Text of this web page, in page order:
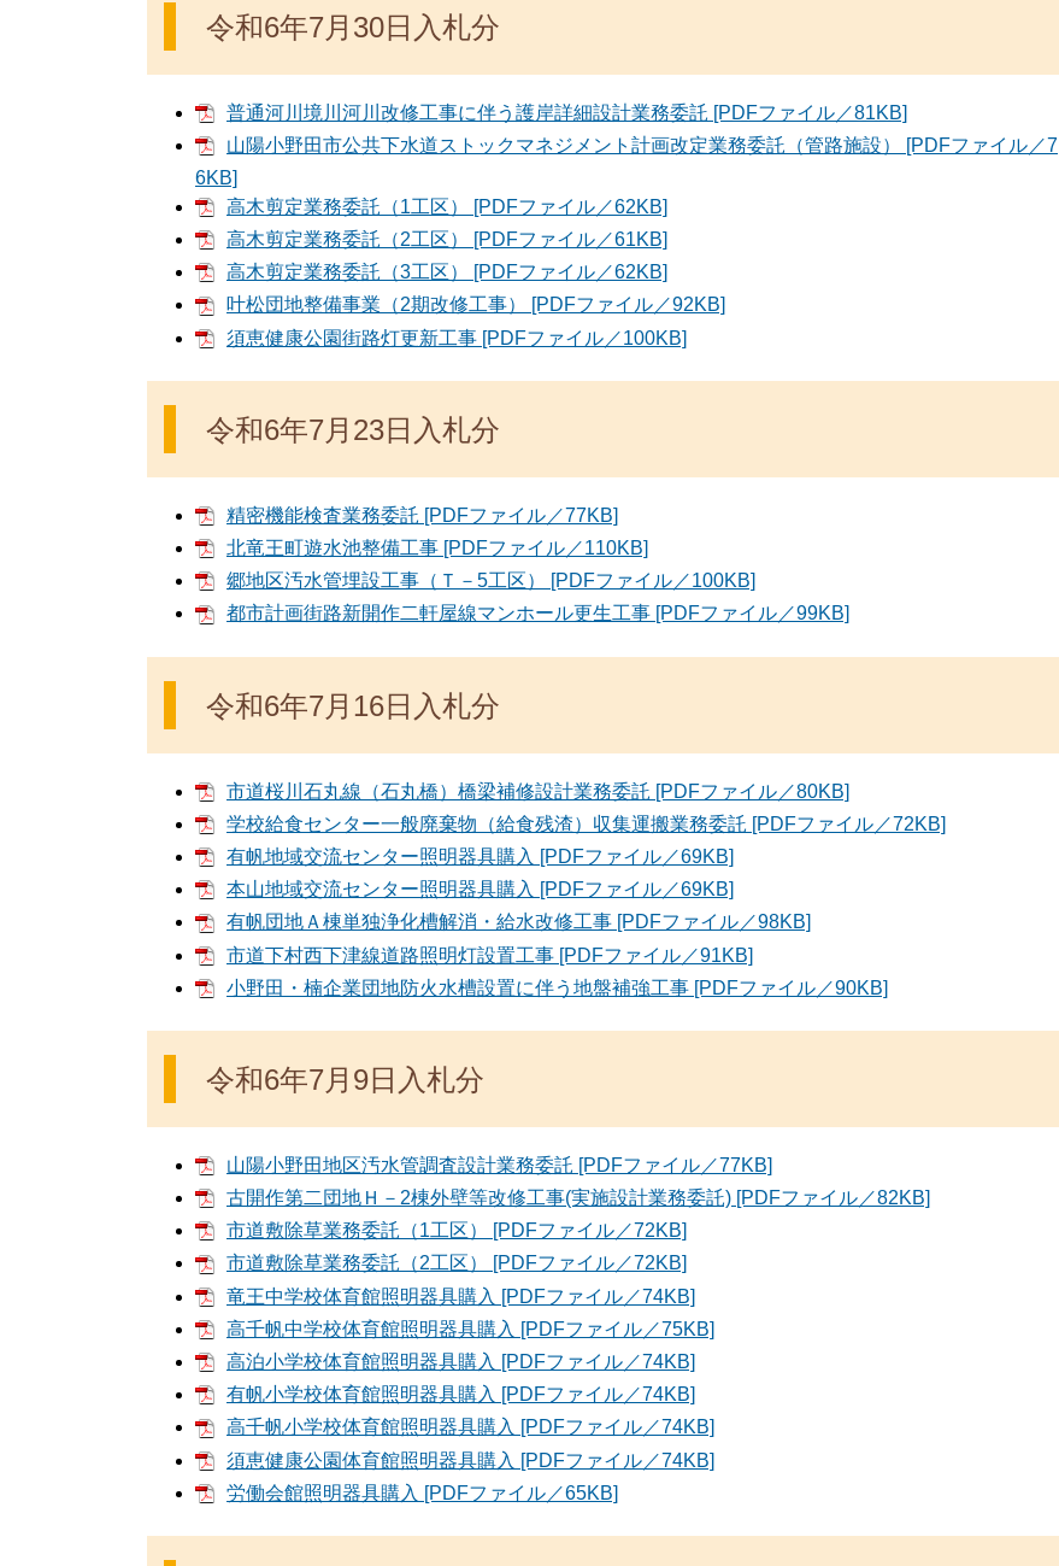
令和6年7月30日入札分
普通河川境川河川改修工事に伴う護岸詳細設計業務委託 [PDFファイル／81KB]
山陽小野田市公共下水道ストックマネジメント計画改定業務委託（管路施設） [PDFファイル／7
6KB]
高木剪定業務委託（1工区） [PDFファイル／62KB]
高木剪定業務委託（2工区） [PDFファイル／61KB]
高木剪定業務委託（3工区） [PDFファイル／62KB]
叶松団地整備事業（2期改修工事） [PDFファイル／92KB]
須恵健康公園街路灯更新工事 [PDFファイル／100KB]
令和6年7月23日入札分
精密機能検査業務委託 [PDFファイル／77KB]
北竜王町遊水池整備工事 [PDFファイル／110KB]
郷地区汚水管埋設工事（Ｔ－5工区） [PDFファイル／100KB]
都市計画街路新開作二軒屋線マンホール更生工事 [PDFファイル／99KB]
令和6年7月16日入札分
市道桜川石丸線（石丸橋）橋梁補修設計業務委託 [PDFファイル／80KB]
学校給食センター一般廃棄物（給食残渣）収集運搬業務委託 [PDFファイル／72KB]
有帆地域交流センター照明器具購入 [PDFファイル／69KB]
本山地域交流センター照明器具購入 [PDFファイル／69KB]
有帆団地Ａ棟単独浄化槽解消・給水改修工事 [PDFファイル／98KB]
市道下村西下津線道路照明灯設置工事 [PDFファイル／91KB]
小野田・楠企業団地防火水槽設置に伴う地盤補強工事 [PDFファイル／90KB]
令和6年7月9日入札分
山陽小野田地区汚水管調査設計業務委託 [PDFファイル／77KB]
古開作第二団地Ｈ－2棟外壁等改修工事(実施設計業務委託) [PDFファイル／82KB]
市道敷除草業務委託（1工区） [PDFファイル／72KB]
市道敷除草業務委託（2工区） [PDFファイル／72KB]
竜王中学校体育館照明器具購入 [PDFファイル／74KB]
高千帆中学校体育館照明器具購入 [PDFファイル／75KB]
高泊小学校体育館照明器具購入 [PDFファイル／74KB]
有帆小学校体育館照明器具購入 [PDFファイル／74KB]
高千帆小学校体育館照明器具購入 [PDFファイル／74KB]
須恵健康公園体育館照明器具購入 [PDFファイル／74KB]
労働会館照明器具購入 [PDFファイル／65KB]